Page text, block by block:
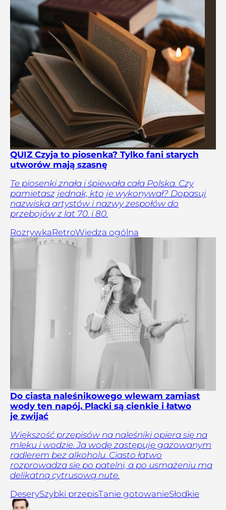
QUIZ Czyja to piosenka? Tylko fani starych
utworów mają szasnę
Te piosenki znała i śpiewała cała Polska. Czy
pamiętasz jednak, kto je wykonywał? Dopasuj
nazwiska artystów i nazwy zespołów do
przebojów z lat 70. i 80.
RozrywkaRetroWiedza ogólna
Do ciasta naleśnikowego wlewam zamiast
wody ten napój. Placki są cienkie i łatwo
je zwijać
Większość przepisów na naleśniki opiera się na
mleku i wodzie. Ja wodę zastępuję gazowanym
radlerem bez alkoholu. Ciasto łatwo
rozprowadza się po patelni, a po usmażeniu ma
delikatną cytrusową nutę.
DeserySzybki przepisTanie gotowanieSłodkie